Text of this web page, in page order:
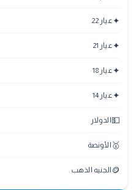
✦عيار 22
✦عيار 21
✦عيار 18
✦عيار 14
💵 الدولار
🥇 الأونصة
🪙 الجنيه الذهب